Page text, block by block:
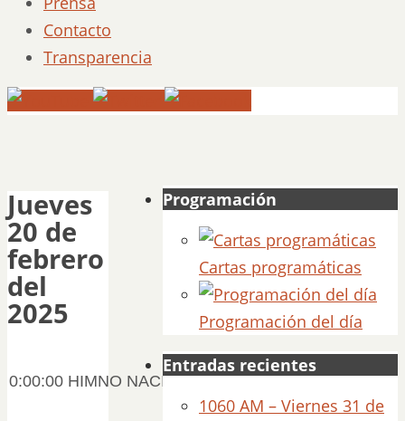
Contacto
Transparencia
Jueves
20 de
febrero
del
2025
0:00:00 HIMNO NACIONAL 00:06:41
Programación
Cartas programáticas
Programación del día
Entradas recientes
1060 AM – Viernes 31 de